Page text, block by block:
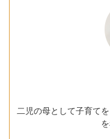
二児の母として子育て